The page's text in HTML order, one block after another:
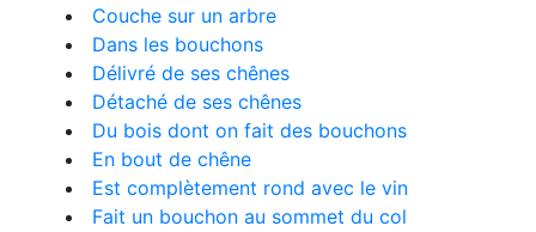
Couche sur un arbre
Dans les bouchons
Délivré de ses chênes
Détaché de ses chênes
Du bois dont on fait des bouchons
En bout de chêne
Est complètement rond avec le vin
Fait un bouchon au sommet du col